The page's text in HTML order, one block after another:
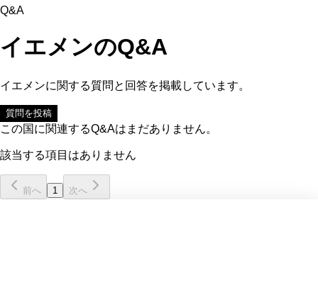
Q&A
イエメンのQ&A
イエメンに関する質問と回答を掲載しています。
質問を投稿
この国に関連するQ&Aはまだありません。
該当する項目はありません
前へ 1 次へ